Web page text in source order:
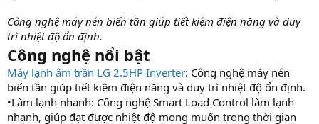
Công nghệ máy nén biến tần giúp tiết kiệm điện năng và duy
trì nhiệt độ ổn định.
Công nghệ nổi bật
Máy lạnh âm trần LG 2.5HP Inverter: Công nghệ máy nén
biến tần giúp tiết kiệm điện năng và duy trì nhiệt độ ổn định.
•Làm lạnh nhanh: Công nghệ Smart Load Control làm lạnh
nhanh, giúp đạt được nhiệt độ mong muốn trong thời gian